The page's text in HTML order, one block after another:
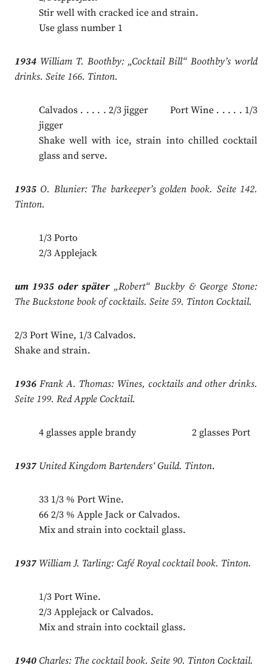
Stir well with cracked ice and strain.
Use glass number 1
1934William T. Boothby: „Cocktail Bill“ Boothby’s world
drinks. Seite 166. Tinton.
Calvados . . . . . 2/3 jigger Port Wine . . . . . 1/3
jigger
Shake well with ice, strain into chilled cocktail
glass and serve.
1935O. Blunier: The barkeeper’s golden book. Seite 142.
Tinton.
1/3 Porto
2/3 Applejack
um 1935 oder später„Robert“ Buckby & George Stone:
The Buckstone book of cocktails. Seite 59. Tinton Cocktail.
2/3 Port Wine, 1/3 Calvados.
Shake and strain.
1936Frank A. Thomas: Wines, cocktails and other drinks.
Seite 199. Red Apple Cocktail.
4 glasses apple brandy 2 glasses Port
1937United Kingdom Bartenders‘ Guild. Tinton.
33 1/3 % Port Wine.
66 2/3 % Apple Jack or Calvados.
Mix and strain into cocktail glass.
1937William J. Tarling: Café Royal cocktail book. Tinton.
1/3 Port Wine.
2/3 Applejack or Calvados.
Mix and strain into cocktail glass.
1940Charles: The cocktail book. Seite 90. Tinton Cocktail.